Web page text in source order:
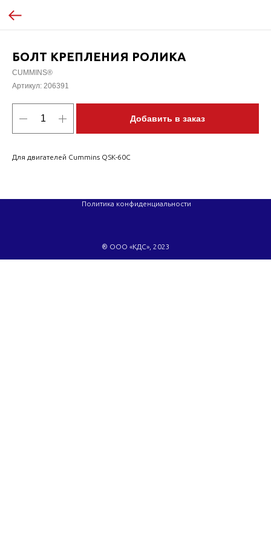
БОЛТ КРЕПЛЕНИЯ РОЛИКА
CUMMINS®
Артикул: 206391
Добавить в заказ
Для двигателей Cummins QSK-60C
® ООО «КДС», 2023
Политика конфиденциальности